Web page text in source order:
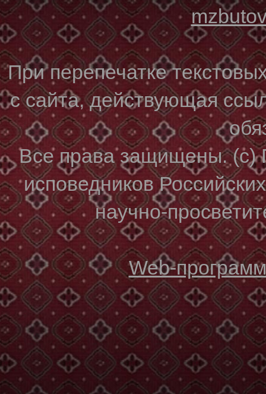
При перепечатке
с сайта, действующая
Все права защищены. (с)
исповедников
научно-
Web-